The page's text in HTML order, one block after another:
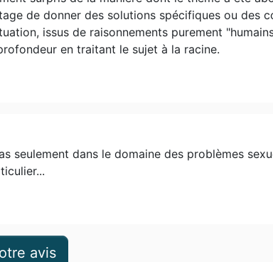
de donner des solutions spécifiques ou des
issus de raisonnements purement
en traitant le sujet à la racine.
seulement dans le domaine des problèmes
avis